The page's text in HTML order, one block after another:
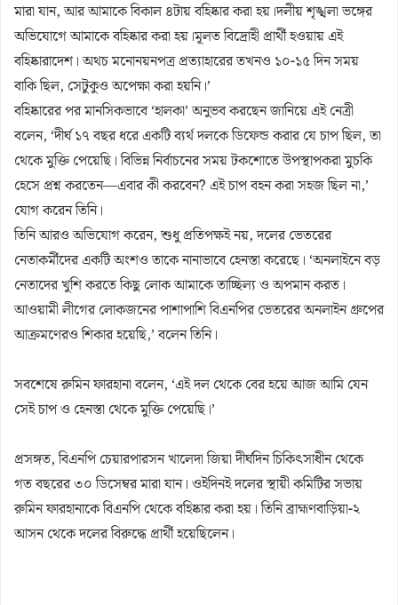
মারা যান, আর আমাকে বিকাল ৪টায় বহিষ্কার করা হয়।দলীয় শৃঙ্খলা ভঙ্গের
অভিযোগে আমাকে বহিষ্কার করা হয়।মূলত বিদ্রোহী প্রার্থী হওয়ায় এই
বহিষ্কারাদেশ। অথচ মনোনয়নপত্র প্রত্যাহারের তখনও ১০-১৫ দিন সময়
বাকি ছিল, সেটুকুও অপেক্ষা করা হয়নি।’
বহিষ্কারের পর মানসিকভাবে ‘হালকা’ অনুভব করছেন জানিয়ে এই নেত্রী
বলেন, ‘দীর্ঘ ১৭ বছর ধরে একটি ব্যর্থ দলকে ডিফেন্ড করার যে চাপ ছিল, তা
থেকে মুক্তি পেয়েছি। বিভিন্ন নির্বাচনের সময় টকশোতে উপস্থাপকরা মুচকি
হেসে প্রশ্ন করতেন—এবার কী করবেন? এই চাপ বহন করা সহজ ছিল না,’
যোগ করেন তিনি।
তিনি আরও অভিযোগ করেন, শুধু প্রতিপক্ষই নয়, দলের ভেতরের
নেতাকর্মীদের একটি অংশও তাকে নানাভাবে হেনস্তা করেছে। ‘অনলাইনে বড়
নেতাদের খুশি করতে কিছু লোক আমাকে তাচ্ছিল্য ও অপমান করত।
আওয়ামী লীগের লোকজনের পাশাপাশি বিএনপির ভেতরের অনলাইন গ্রুপের
আক্রমণেরও শিকার হয়েছি,’ বলেন তিনি।
সবশেষে রুমিন ফারহানা বলেন, ‘এই দল থেকে বের হয়ে আজ আমি যেন
সেই চাপ ও হেনস্তা থেকে মুক্তি পেয়েছি।’
প্রসঙ্গত, বিএনপি চেয়ারপারসন খালেদা জিয়া দীর্ঘদিন চিকিৎসাধীন থেকে
গত বছরের ৩০ ডিসেম্বর মারা যান। ওইদিনই দলের স্থায়ী কমিটির সভায়
রুমিন ফারহানাকে বিএনপি থেকে বহিষ্কার করা হয়। তিনি ব্রাহ্মণবাড়িয়া-২
আসন থেকে দলের বিরুদ্ধে প্রার্থী হয়েছিলেন।